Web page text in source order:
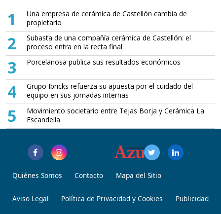
1
Una empresa de cerámica de Castellón cambia de
propietario
2
Subasta de una compañía cerámica de Castellón: el
proceso entra en la recta final
3 Porcelanosa publica sus resultados económicos
4
Grupo Ibricks refuerza su apuesta por el cuidado del
equipo en sus jornadas internas
5
Movimiento societario entre Tejas Borja y Cerámica La
Escandella
Quiénes Somos Contacto Mapa del Sitio
Aviso Legal Política de Privacidad y Cookies Publicidad